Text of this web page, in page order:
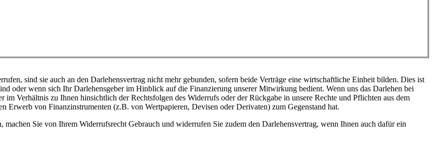
sind sie auch an den Darlehensvertrag nicht mehr gebunden, sofern beide Verträge eine wirtschaftliche Einheit bilden. Dies ist
oder wenn sich Ihr Darlehensgeber im Hinblick auf die Finanzierung unserer Mitwirkung bedient. Wenn uns das Darlehen bei
Verhältnis zu Ihnen hinsichtlich der Rechtsfolgen des Widerrufs oder der Rückgabe in unsere Rechte und Pflichten aus dem
Erwerb von Finanzinstrumenten (z.B. von Wertpapieren, Devisen oder Derivaten) zum Gegenstand hat.
Sie von Ihrem Widerrufsrecht Gebrauch und widerrufen Sie zudem den Darlehensvertrag, wenn Ihnen auch dafür ein